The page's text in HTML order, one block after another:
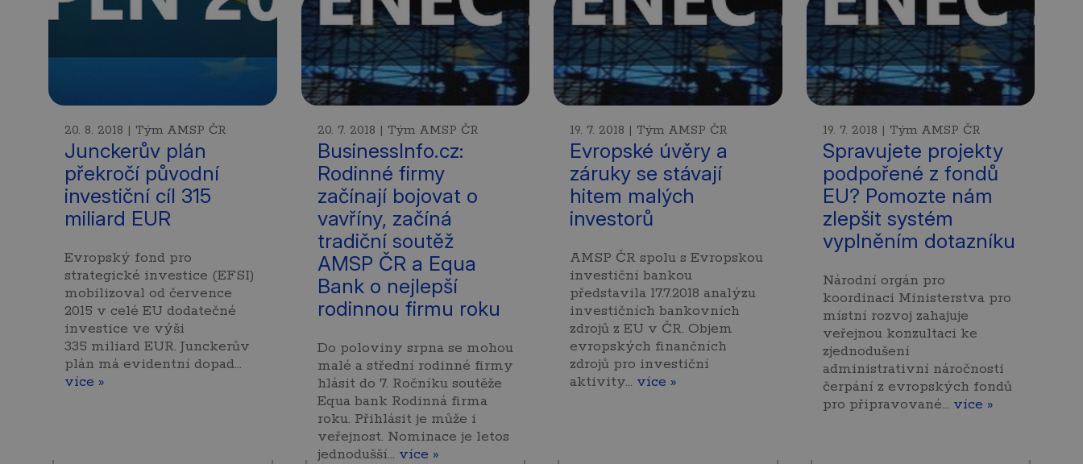
20. 8. 2018 | Tým AMSP ČR
Junckerův plán
překročí původní
investiční cíl 315
miliard EUR
Evropský fond pro
strategické investice (EFSI)
mobilizoval od července
2015 v celé EU dodatečné
investice ve výši
335 miliard EUR. Junckerův
plán má evidentní dopad…
více »
20. 7. 2018 | Tým AMSP ČR
BusinessInfo.cz:
Rodinné firmy
začínají bojovat o
vavříny, začíná
tradiční soutěž
AMSP ČR a Equa
Bank o nejlepší
rodinnou firmu roku
Do poloviny srpna se mohou
malé a střední rodinné firmy
hlásit do 7. Ročníku soutěže
Equa bank Rodinná firma
roku. Přihlásit je může i
veřejnost. Nominace je letos
jednodušší… více »
19. 7. 2018 | Tým AMSP ČR
Evropské úvěry a
záruky se stávají
hitem malých
investorů
AMSP ČR spolu s Evropskou
investiční bankou
představila 17.7.2018 analýzu
investičních bankovních
zdrojů z EU v ČR. Objem
evropských finančních
zdrojů pro investiční
aktivity… více »
19. 7. 2018 | Tým AMSP ČR
Spravujete projekty
podpořené z fondů
EU? Pomozte nám
zlepšit systém
vyplněním dotazníku
Národní orgán pro
koordinaci Ministerstva pro
místní rozvoj zahajuje
veřejnou konzultaci ke
zjednodušení
administrativní náročnosti
čerpání z evropských fondů
pro připravované… více »